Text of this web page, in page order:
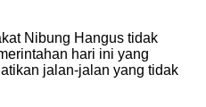
Nibung Hangus tidak
hari ini yang
jalan-jalan yang tidak